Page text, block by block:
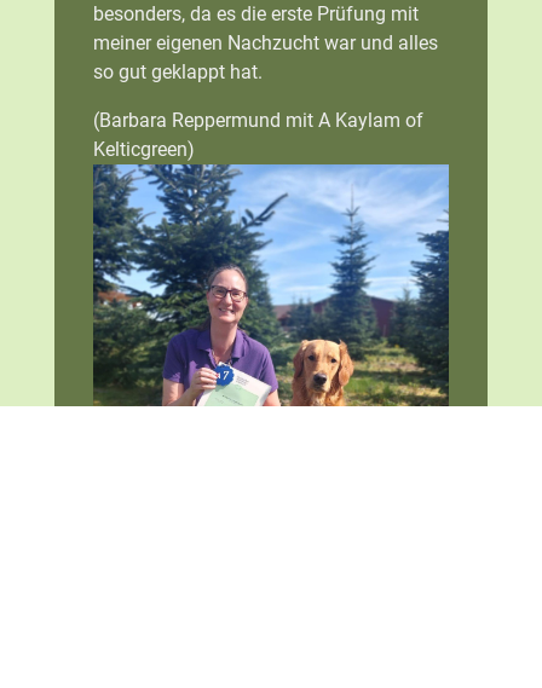
besonders, da es die erste Prüfung mit
meiner eigenen Nachzucht war und alles
so gut geklappt hat.
(Barbara Reppermund mit A Kaylam of
Kelticgreen)